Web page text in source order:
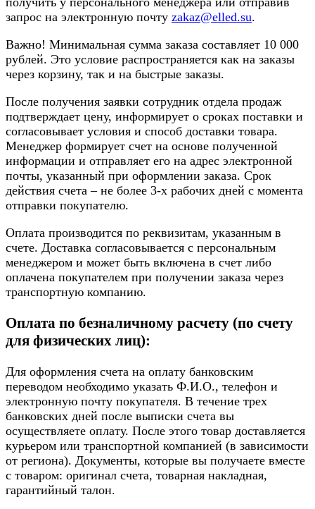
запрос на электронную почту zakaz@elled.su.
Важно! Минимальная сумма заказа составляет 10 000
рублей. Это условие распространяется как на заказы
через корзину, так и на быстрые заказы.
После получения заявки сотрудник отдела продаж
подтверждает цену, информирует о сроках поставки и
согласовывает условия и способ доставки товара.
Менеджер формирует счет на основе полученной
информации и отправляет его на адрес электронной
почты, указанный при оформлении заказа. Срок
действия счета – не более 3-х рабочих дней с момента
отправки покупателю.
Оплата производится по реквизитам, указанным в
счете. Доставка согласовывается с персональным
менеджером и может быть включена в счет либо
оплачена покупателем при получении заказа через
транспортную компанию.
Оплата по безналичному расчету (по счету
для физических лиц):
Для оформления счета на оплату банковским
переводом необходимо указать Ф.И.О., телефон и
электронную почту покупателя. В течение трех
банковских дней после выписки счета вы
осуществляете оплату. После этого товар доставляется
курьером или транспортной компанией (в зависимости
от региона). Документы, которые вы получаете вместе
с товаром: оригинал счета, товарная накладная,
гарантийный талон.